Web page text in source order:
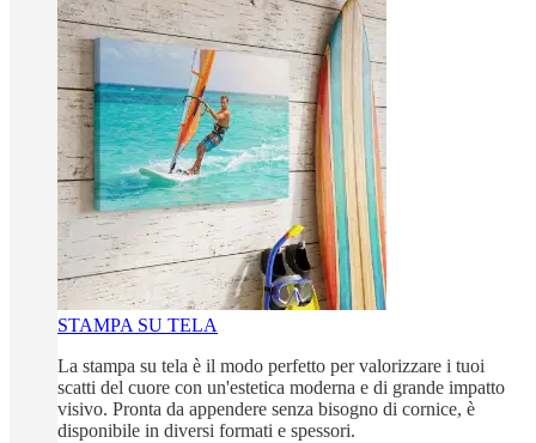
STAMPA SU TELA
La stampa su tela è il modo perfetto per valorizzare i tuoi
scatti del cuore con un'estetica moderna e di grande impatto
visivo. Pronta da appendere senza bisogno di cornice, è
disponibile in diversi formati e spessori.